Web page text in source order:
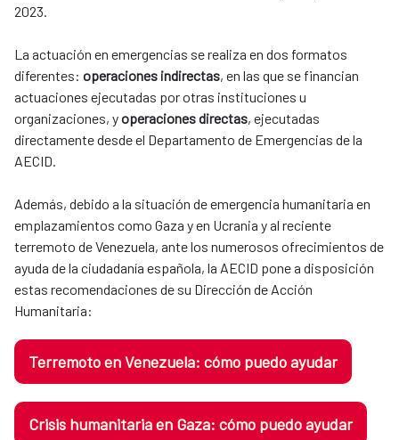
2023.
La actuación en emergencias se realiza en dos formatos
diferentes: operaciones indirectas, en las que se financian
actuaciones ejecutadas por otras instituciones u
organizaciones, yoperaciones directas, ejecutadas
directamente desde el Departamento de Emergencias de la
AECID.
​​​​​​​Además, debido a la situación de emergencia humanitaria en
emplazamientos como Gaza y en Ucrania y al reciente
terremoto de Venezuela, ante los numerosos ofrecimientos de
ayuda de la ciudadanía española, la AECID pone a disposición
estas recomendaciones de su Dirección de Acción
Humanitaria:
Terremoto en Venezuela: cómo puedo ayudar
Crisis humanitaria en Gaza: cómo puedo ayudar